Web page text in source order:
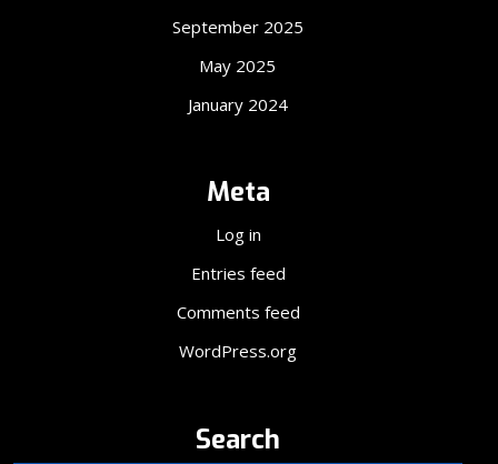
September 2025
May 2025
January 2024
Meta
Log in
Entries feed
Comments feed
WordPress.org
Search